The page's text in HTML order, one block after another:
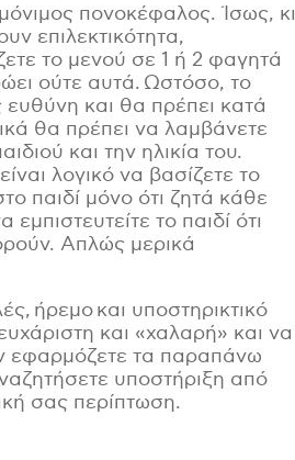
πονοκέφαλος. Ίσως, κι
επιλεκτικότητα,
το μενού σε 1 ή 2 φαγητά
ούτε αυτά. Ωστόσο, το
ευθύνη και θα πρέπει κατά
θα πρέπει να λαμβάνετε
και την ηλικία του.
λογικό να βασίζετε το
παιδί μόνο ότι ζητά κάθε
το παιδί ότι
Απλώς μερικά
ήρεμο και υποστηρικτικό
και «χαλαρή» και να
εφαρμόζετε τα παραπάνω
υποστήριξη από
σας περίπτωση.